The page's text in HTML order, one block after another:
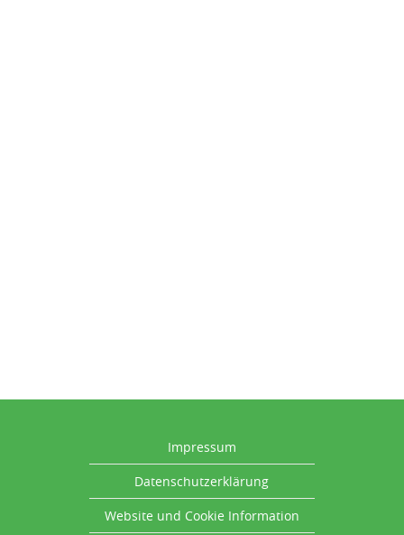
Impressum
Datenschutzerklärung
Website und Cookie Information